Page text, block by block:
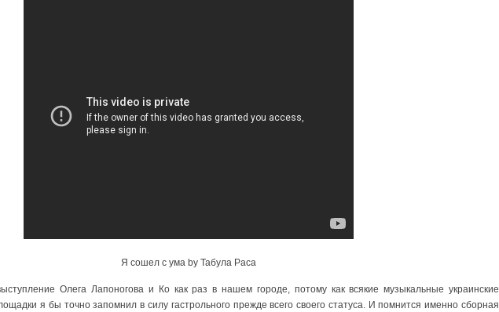
Я сошел с ума by Табула Раса
Олега Лапоногова и Ко как раз в нашем городе, потому как всякие музыкальные украинские
я бы точно запомнил в силу гастрольного прежде всего своего статуса. И помнится именно сборная